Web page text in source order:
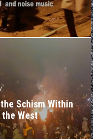
Schism Within
West